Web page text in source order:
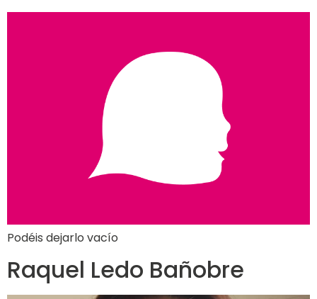
Podéis dejarlo vacío
Raquel Ledo Bañobre